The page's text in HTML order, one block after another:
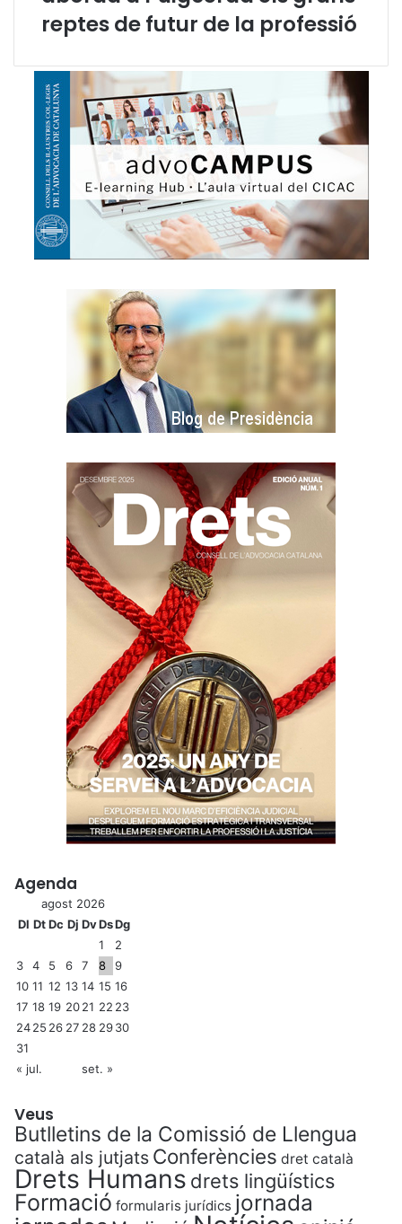
t
e
e
m
à
t
i
q
u
e
s
N
reptes de futur de la professió
Agenda
agost 2026
Dl DtDc Dj DvDsDg
1
2
3
4 5 6 7 8
9
10 11 12 13 14 15 16
17 18 19 2021 22 23
2425 26 27 28 2930
31
« jul.
set. »
Veus
Butlletins de la Comissió de Llengua
català als jutjats Conferències dret català
Drets Humans drets lingüístics
Formació formularis jurídics jornada